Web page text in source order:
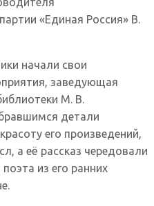
«Единая Россия» В.
начали свои
заведующая
М. В.
детали
его произведений,
а её рассказ чередовали
из его ранних